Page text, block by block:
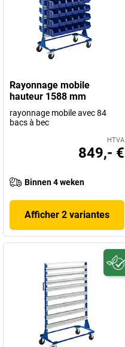
Rayonnage mobile
hauteur 1588 mm
rayonnage mobile avec 84
bacs à bec
HTVA
849,- €
Binnen 4 weken
Afficher 2 variantes